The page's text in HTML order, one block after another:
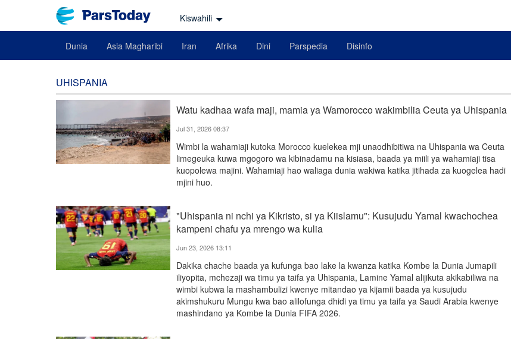
Kiswahili
Dunia Asia Magharibi Iran Afrika Dini Parspedia Disinfo
UHISPANIA
Watu kadhaa wafa maji, mamia ya Wamorocco wakimbilia Ceuta ya Uhispania
Jul 31, 2026 08:37
Wimbi la wahamiaji kutoka Morocco kuelekea mji unaodhibitiwa na Uhispania wa Ceuta
limegeuka kuwa mgogoro wa kibinadamu na kisiasa, baada ya miili ya wahamiaji tisa
kuopolewa majini. Wahamiaji hao waliaga dunia wakiwa katika jitihada za kuogelea hadi
mjini huo.
"Uhispania ni nchi ya Kikristo, si ya Kiislamu": Kusujudu Yamal kwachochea
kampeni chafu ya mrengo wa kulia
Jun 23, 2026 13:11
Dakika chache baada ya kufunga bao lake la kwanza katika Kombe la Dunia Jumapili
iliyopita, mchezaji wa timu ya taifa ya Uhispania, Lamine Yamal alijikuta akikabiliwa na
wimbi kubwa la mashambulizi kwenye mitandao ya kijamii baada ya kusujudu
akimshukuru Mungu kwa bao alilofunga dhidi ya timu ya taifa ya Saudi Arabia kwenye
mashindano ya Kombe la Dunia FIFA 2026.